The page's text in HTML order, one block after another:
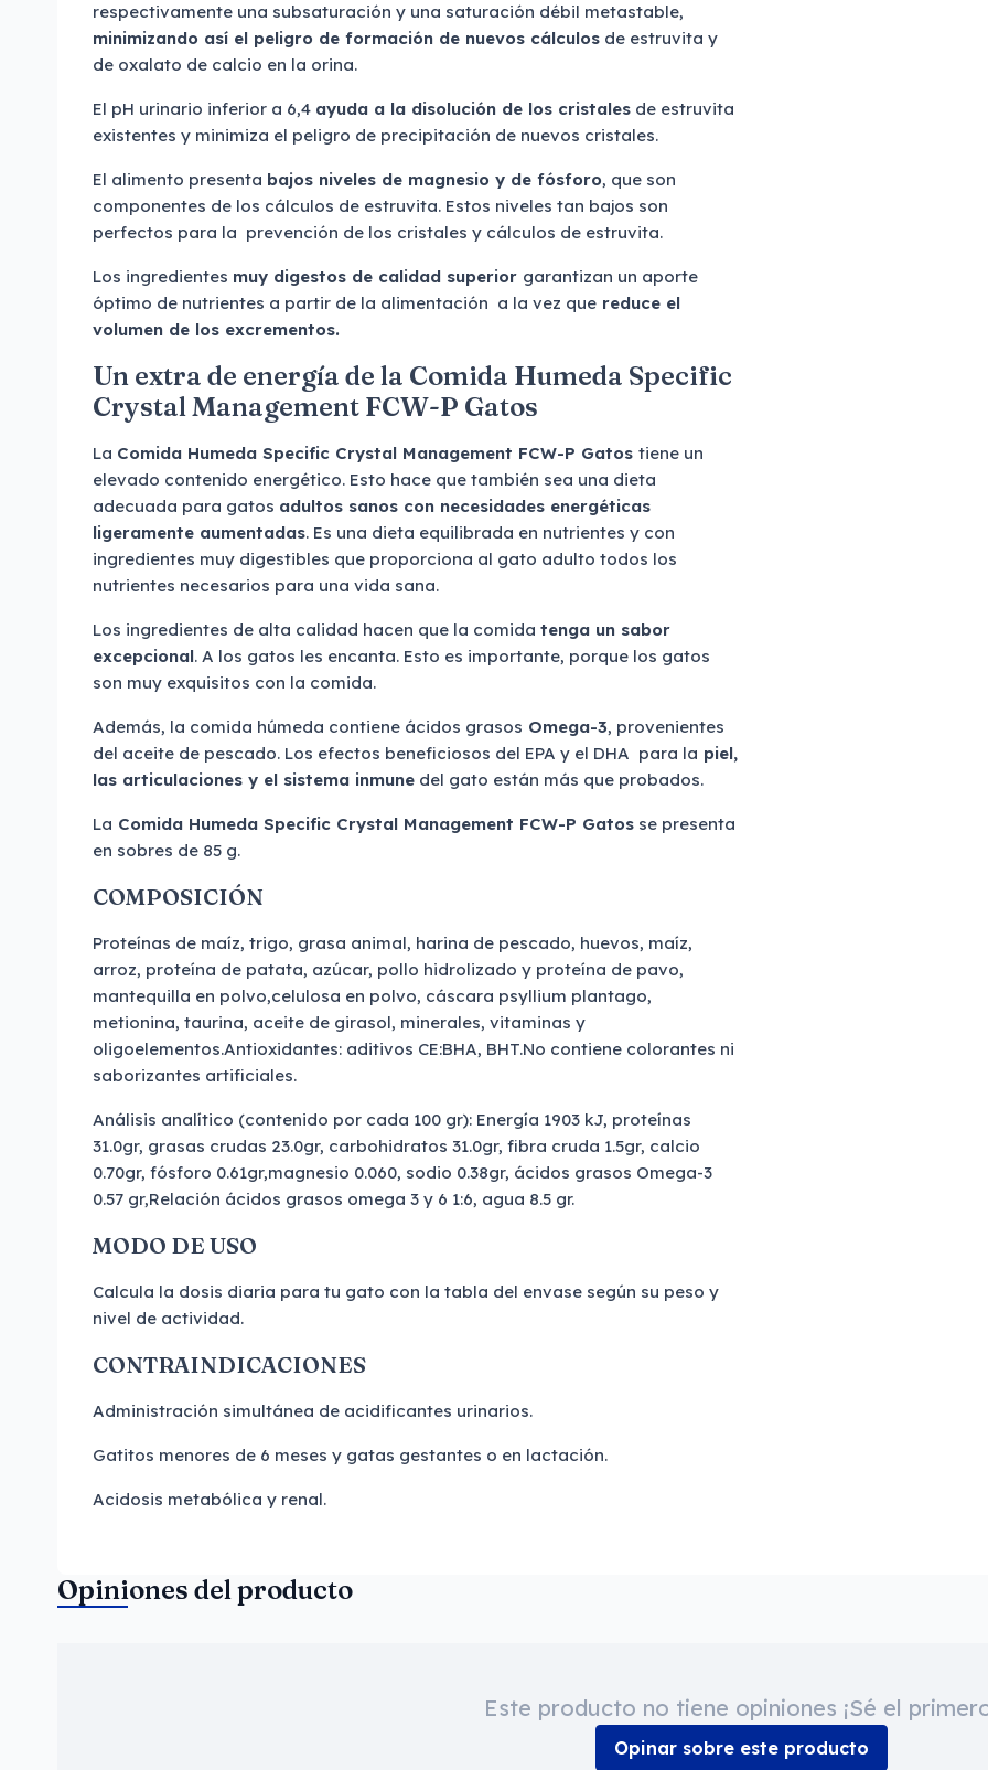
respectivamente una subsaturación y una saturación débil metastable,
minimizando así el peligro de formación de nuevos cálculos de estruvita y
de oxalato de calcio en la orina.
El pH urinario inferior a 6,4 ayuda a la disolución de los cristales de estruvita
existentes y minimiza el peligro de precipitación de nuevos cristales.
El alimento presenta bajos niveles de magnesio y de fósforo, que son
componentes de los cálculos de estruvita. Estos niveles tan bajos son
perfectos para la prevención de los cristales y cálculos de estruvita.
Los ingredientes muy digestos de calidad superior garantizan un aporte
óptimo de nutrientes a partir de la alimentación a la vez que reduce el
volumen de los excrementos.
Un extra de energía de la Comida Humeda Specific
Crystal Management FCW-P Gatos
La Comida Humeda Specific Crystal Management FCW-P Gatos tiene un
elevado contenido energético. Esto hace que también sea una dieta
adecuada para gatos adultos sanos con necesidades energéticas
ligeramente aumentadas. Es una dieta equilibrada en nutrientes y con
ingredientes muy digestibles que proporciona al gato adulto todos los
nutrientes necesarios para una vida sana.
Los ingredientes de alta calidad hacen que la comida tenga un sabor
excepcional. A los gatos les encanta. Esto es importante, porque los gatos
son muy exquisitos con la comida.
Además, la comida húmeda contiene ácidos grasos Omega-3, provenientes
del aceite de pescado. Los efectos beneficiosos del EPA y el DHA para la piel,
las articulaciones y el sistema inmune del gato están más que probados.
La Comida Humeda Specific Crystal Management FCW-P Gatos se presenta
en sobres de 85 g.
COMPOSICIÓN
Proteínas de maíz, trigo, grasa animal, harina de pescado, huevos, maíz,
arroz, proteína de patata, azúcar, pollo hidrolizado y proteína de pavo,
mantequilla en polvo,celulosa en polvo, cáscara psyllium plantago,
metionina, taurina, aceite de girasol, minerales, vitaminas y
oligoelementos.Antioxidantes: aditivos CE:BHA, BHT.No contiene colorantes ni
saborizantes artificiales.
Análisis analítico (contenido por cada 100 gr): Energía 1903 kJ, proteínas
31.0gr, grasas crudas 23.0gr, carbohidratos 31.0gr, fibra cruda 1.5gr, calcio
0.70gr, fósforo 0.61gr,magnesio 0.060, sodio 0.38gr, ácidos grasos Omega-3
0.57 gr,Relación ácidos grasos omega 3 y 6 1:6, agua 8.5 gr.
MODO DE USO
Calcula la dosis diaria para tu gato con la tabla del envase según su peso y
nivel de actividad.
CONTRAINDICACIONES
Administración simultánea de acidificantes urinarios.
Gatitos menores de 6 meses y gatas gestantes o en lactación.
Acidosis metabólica y renal.
Opiniones del producto
Este producto no tiene opiniones ¡Sé el
Opinar sobre este producto